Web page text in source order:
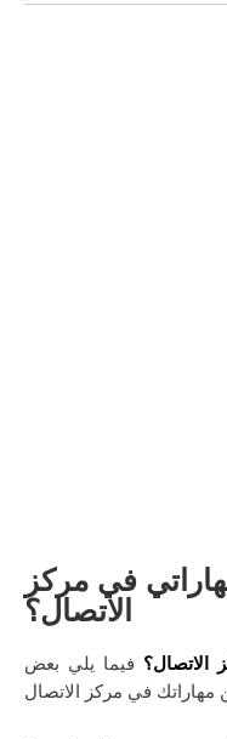
في مركز
الاتصال؟
فيما يلي بعض